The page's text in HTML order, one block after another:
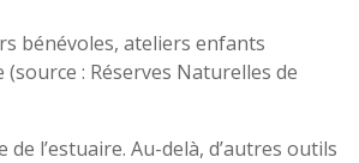
bénévoles, ateliers enfants
: Réserves Naturelles de
l’estuaire. Au-delà, d’autres outils